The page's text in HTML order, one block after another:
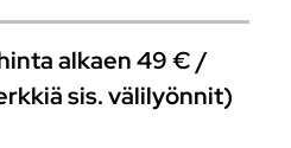
alkaen 49 € /
sis. välilyönnit)